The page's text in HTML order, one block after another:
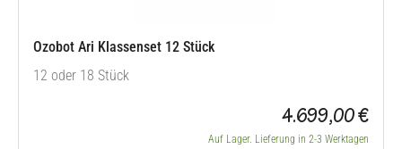
Ozobot Ari Klassenset 12 Stück
12 oder 18 Stück
4.699,00 €
Auf Lager. Lieferung in 2-3 Werktagen